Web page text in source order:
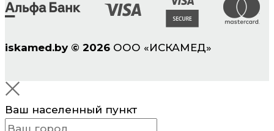
iskamed.by © 2026 ООО «ИСКАМЕД»
Ваш населенный пункт